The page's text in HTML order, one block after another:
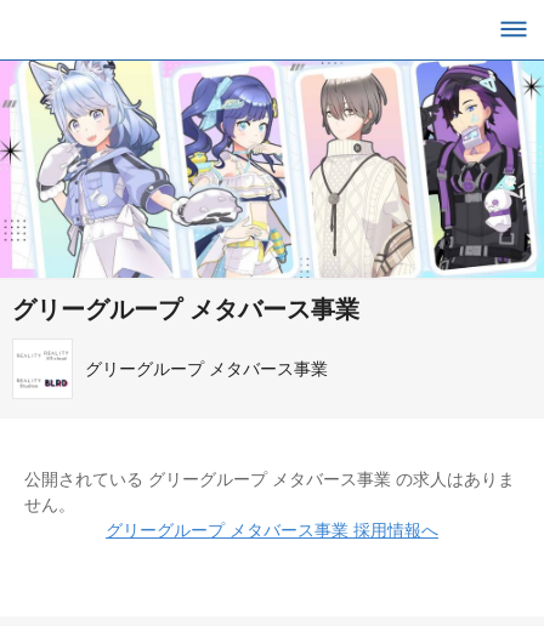
グリーグループ メタバース事業
グリーグループ メタバース事業
公開されている グリーグループ メタバース事業 の求人はありま
せん。
グリーグループ メタバース事業 採用情報へ